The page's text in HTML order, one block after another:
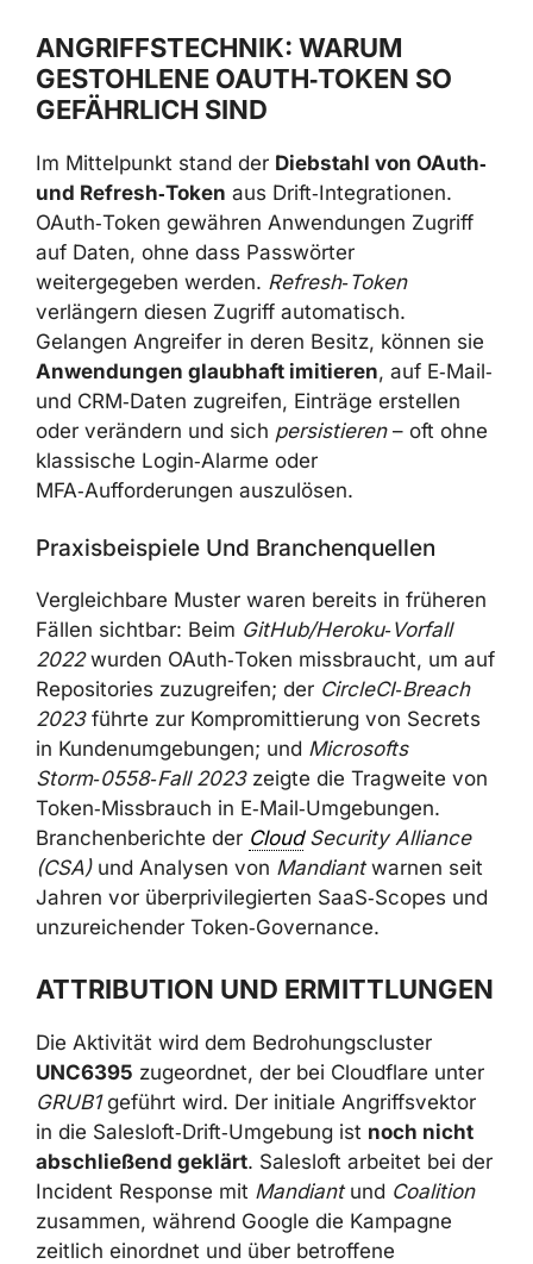
ANGRIFFSTECHNIK: WARUM
GESTOHLENE OAUTH‑TOKEN SO
GEFÄHRLICH SIND
Im Mittelpunkt stand der Diebstahl von OAuth‑
und Refresh‑Token aus Drift‑Integrationen.
OAuth‑Token gewähren Anwendungen Zugriff
auf Daten, ohne dass Passwörter
weitergegeben werden. Refresh‑Token
verlängern diesen Zugriff automatisch.
Gelangen Angreifer in deren Besitz, können sie
Anwendungen glaubhaft imitieren, auf E‑Mail‑
und CRM‑Daten zugreifen, Einträge erstellen
oder verändern und sich persistieren– oft ohne
klassische Login‑Alarme oder
MFA‑Aufforderungen auszulösen.
Praxisbeispiele Und Branchenquellen
Vergleichbare Muster waren bereits in früheren
Fällen sichtbar: Beim GitHub/Heroku‑Vorfall
2022wurden OAuth‑Token missbraucht, um auf
Repositories zuzugreifen; der CircleCI‑Breach
2023führte zur Kompromittierung von Secrets
in Kundenumgebungen; und Microsofts
Storm‑0558‑Fall 2023zeigte die Tragweite von
Token‑Missbrauch in E‑Mail‑Umgebungen.
Branchenberichte der CloudSecurity Alliance
(CSA)und Analysen von Mandiantwarnen seit
Jahren vor überprivilegierten SaaS‑Scopes und
unzureichender Token‑Governance.
ATTRIBUTION UND ERMITTLUNGEN
Die Aktivität wird dem Bedrohungscluster
UNC6395 zugeordnet, der bei Cloudflare unter
GRUB1geführt wird. Der initiale Angriffsvektor
in die Salesloft‑Drift‑Umgebung ist noch nicht
abschließend geklärt. Salesloft arbeitet bei der
Incident Response mit Mandiantund Coalition
zusammen, während Google die Kampagne
zeitlich einordnet und über betroffene